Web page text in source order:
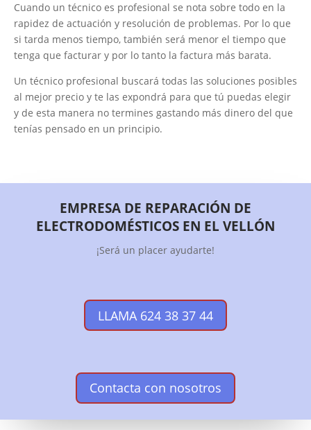
Cuando un técnico es profesional se nota sobre todo en la
rapidez de actuación y resolución de problemas. Por lo que
si tarda menos tiempo, también será menor el tiempo que
tenga que facturar y por lo tanto la factura más barata.
Un técnico profesional buscará todas las soluciones posibles
al mejor precio y te las expondrá para que tú puedas elegir
y de esta manera no termines gastando más dinero del que
tenías pensado en un principio.
EMPRESA DE REPARACIÓN DE
ELECTRODOMÉSTICOS EN EL VELLÓN
¡Será un placer ayudarte!
LLAMA 624 38 37 44
Contacta con nosotros